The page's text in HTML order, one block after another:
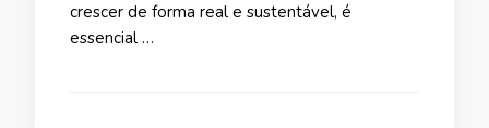
crescer de forma real e sustentável, é
essencial …